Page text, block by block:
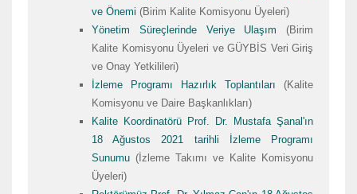
ve Önemi (Birim Kalite Komisyonu Üyeleri)
Yönetim Süreçlerinde Veriye Ulaşım (Birim
Kalite Komisyonu Üyeleri ve GÜYBİS Veri Giriş
ve Onay Yetkilileri)
İzleme Programı Hazırlık Toplantıları (Kalite
Komisyonu ve Daire Başkanlıkları)
Kalite Koordinatörü Prof. Dr. Mustafa Şanal'ın
18 Ağustos 2021 tarihli İzleme Programı
Sunumu (İzleme Takımı ve Kalite Komisyonu
Üyeleri)